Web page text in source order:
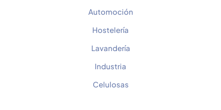
Automoción
Hostelería
Lavandería
Industria
Celulosas